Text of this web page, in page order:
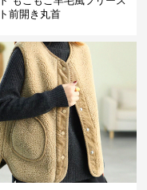
前開き丸首